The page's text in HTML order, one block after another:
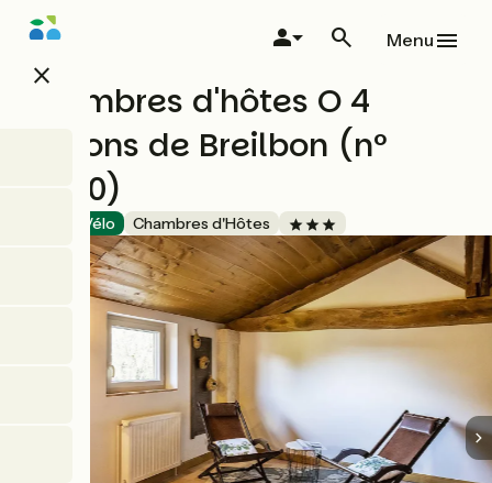
principal
close
Menu
Chambres d'hôtes O 4
Saisons de Breilbon (n°
10150)
Accueil Vélo Chambres d'Hôtes